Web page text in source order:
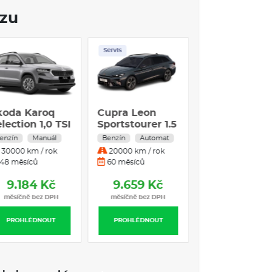
Volkswagen Tiguan představuje výbornou
VÝBAVA:
pneu
Ateca +
zařízení
TSI DSG7
4x2
Automat
30000 km / rok
6 měsíců
PROHLÉDNOUT
8.990 Kč
měsíčně bez DPH
Škoda Karoq
Selection 1,0 TSI
Benzín Manuál
30000 km / rok
48 měsíců
PROHLÉDNOUT
9.184 Kč
měsíčně bez DPH